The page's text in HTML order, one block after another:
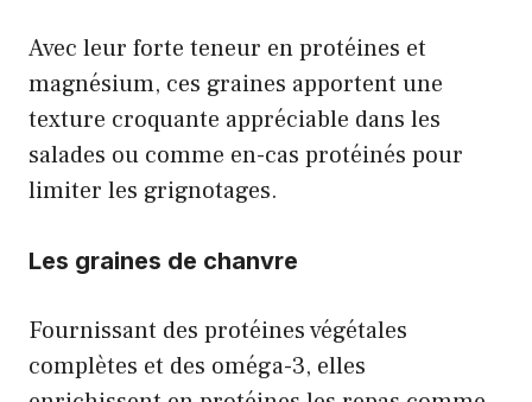
Avec leur forte teneur en protéines et
magnésium, ces graines apportent une
texture croquante appréciable dans les
salades ou comme en-cas protéinés pour
limiter les grignotages.
Les graines de chanvre
Fournissant des protéines végétales
complètes et des oméga-3, elles